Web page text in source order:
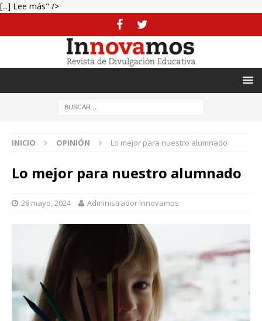
[...] Lee más" />
INICIO OPINIÓN Lo mejor para nuestro alumnado
Lo mejor para nuestro alumnado
28 mayo, 2024 Administrador Innovamos